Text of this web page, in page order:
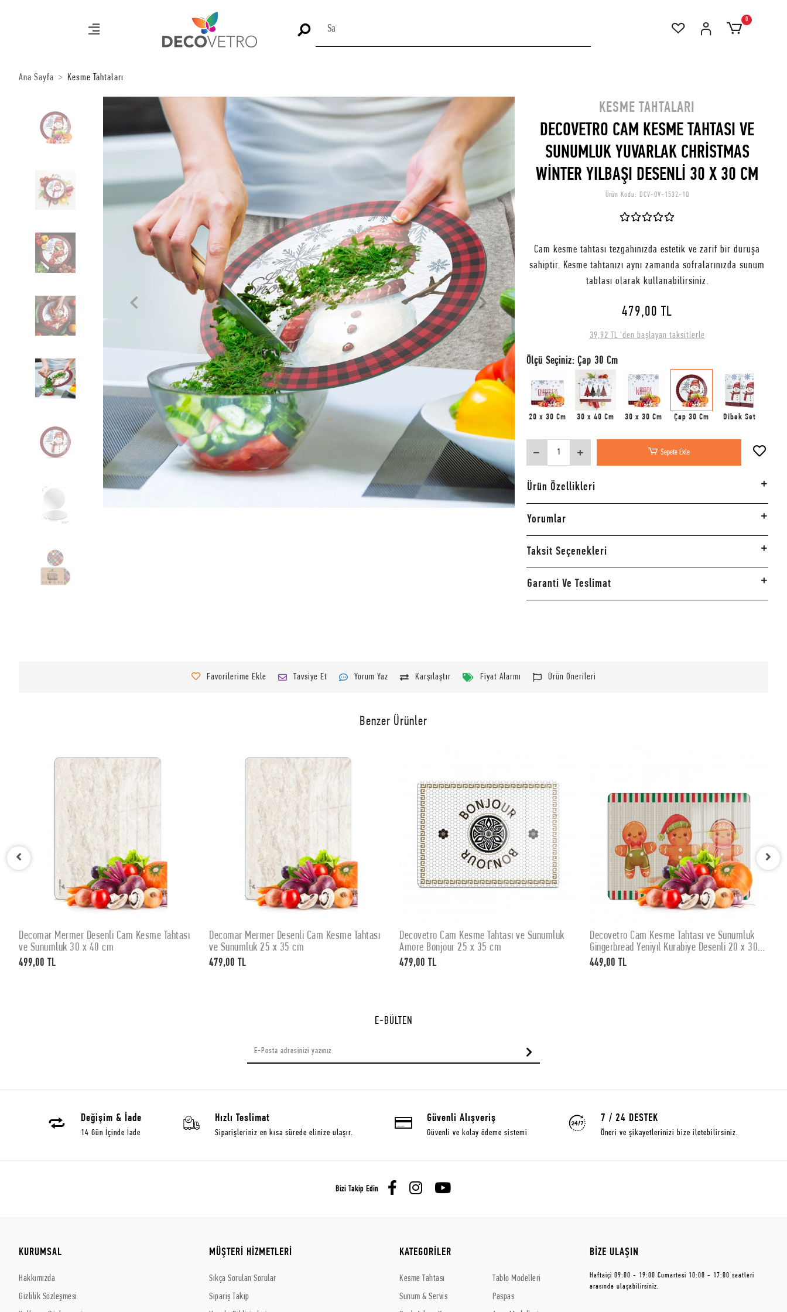
0
Ana Sayfa Kesme Tahtaları
KESME TAHTALARI
DECOVETRO CAM KESME TAHTASI VE
SUNUMLUK YUVARLAK CHRİSTMAS
WİNTER YILBAŞI DESENLİ 30 X 30 CM
Ürün Kodu: DCV-OV-1532-1Q
Cam kesme tahtası tezgahınızda estetik ve zarif bir duruşa
sahiptir. Kesme tahtanızı aynı zamanda sofralarınızda sunum
tablası olarak kullanabilirsiniz.
479,00 TL
39,92 TL 'den başlayan taksitlerle
Ölçü Seçiniz: Çap 30 Cm
20 x 30 Cm 30 x 40 Cm 30 x 30 Cm Çap 30 Cm Dibek Set
Sepete Ekle
Ürün Özellikleri
Yorumlar
Taksit Seçenekleri
Garanti Ve Teslimat
Favorilerime Ekle Tavsiye Et Yorum Yaz Karşılaştır Fiyat Alarmı Ürün Önerileri
Benzer Ürünler
SEPETE EKLE
Decomar Mermer Desenli Cam Kesme Tahtası
ve Sunumluk 30 x 40 cm
499,00 TL
SEPETE EKLE
Decomar Mermer Desenli Cam Kesme Tahtası
ve Sunumluk 25 x 35 cm
479,00 TL
SEPETE EKLE
Decovetro Cam Kesme Tahtası ve Sunumluk
Amore Bonjour 25 x 35 cm
479,00 TL
SEPETE EKLE
Decovetro Cam Kesme Tahtası ve Sunumluk
Gingerbread Yeniyıl Kurabiye Desenli 20 x 30
cm
449,00 TL
E-BÜLTEN
Değişim & İade
14 Gün İçinde İade
Hızlı Teslimat
Siparişleriniz en kısa sürede elinize ulaşır.
Güvenli Alışveriş
Güvenli ve kolay ödeme sistemi
7 / 24 DESTEK
Öneri ve şikayetlerinizi bize iletebilirsiniz.
Bizi Takip Edin
KURUMSAL
Hakkımızda
Gizlilik Sözleşmesi
MÜŞTERİ HİZMETLERİ
Sıkça Sorulan Sorular
Sipariş Takip
KATEGORİLER
Kesme Tahtası
Sunum & Servis
Tablo Modelleri
Paspas
BİZE ULAŞIN
Haftaiçi 09:00 - 19:00 Cumartesi 10:00 - 17:00 saatleri
arasında ulaşabilirsiniz.